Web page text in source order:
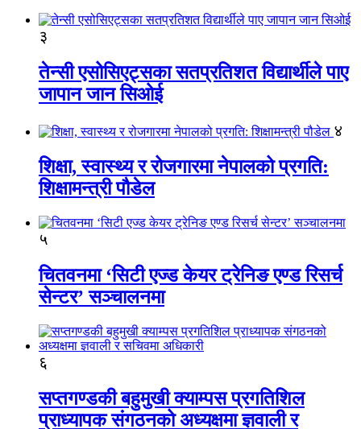
३
तेन्सी एसोसिएट्सका सतप्रतिशत विद्यार्थीले पाए
जापान जान सिओई
४
शिक्षा, स्वास्थ्य र रोजगारमा नेपालको प्रगति:
शिक्षामन्त्री पौडेल
५
चितवनमा ‘सिटी एज्ड केयर ट्रेनिङ एण्ड रिसर्च
सेन्टर’ सञ्चालनमा
६
सप्तगण्डकी बहुमुखी क्याम्पस प्रगतिशिल
प्राध्यापक संगठनको अध्यक्षमा ज्ञवाली र